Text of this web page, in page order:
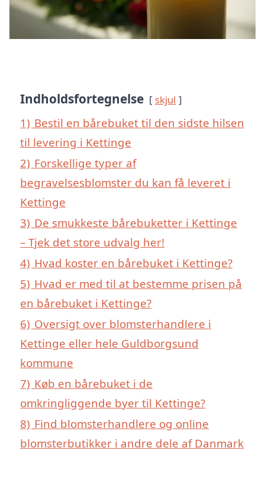
Indholdsfortegnelse skjul
1) Bestil en bårebuket til den sidste hilsen
til levering i Kettinge
2) Forskellige typer af
begravelsesblomster du kan få leveret i
Kettinge
3) De smukkeste bårebuketter i Kettinge
– Tjek det store udvalg her!
4) Hvad koster en bårebuket i Kettinge?
5) Hvad er med til at bestemme prisen på
en bårebuket i Kettinge?
6) Oversigt over blomsterhandlere i
Kettinge eller hele Guldborgsund
kommune
7) Køb en bårebuket i de
omkringliggende byer til Kettinge?
8) Find blomsterhandlere og online
blomsterbutikker i andre dele af Danmark